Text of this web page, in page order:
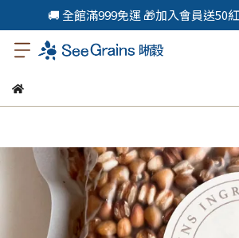
🚚 全館滿999免運 🎁加入會員送50